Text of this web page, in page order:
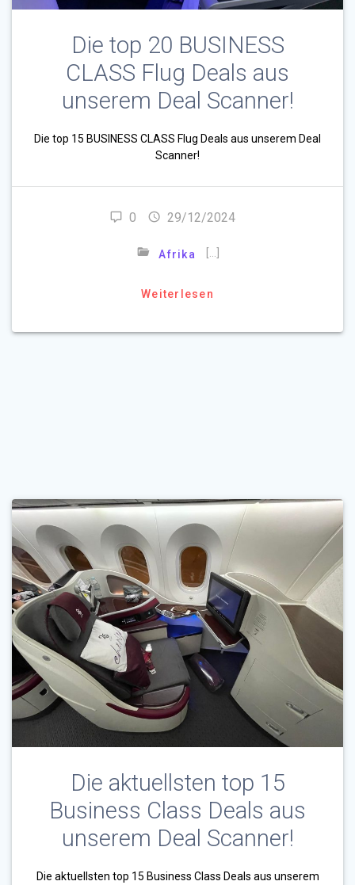
Die top 20 BUSINESS
CLASS Flug Deals aus
unserem Deal Scanner!
Die top 15 BUSINESS CLASS Flug Deals aus unserem Deal
Scanner!
0 29/12/2024
Afrika […]
Weiterlesen
Die aktuellsten top 15
Business Class Deals aus
unserem Deal Scanner!
Die aktuellsten top 15 Business Class Deals aus unserem